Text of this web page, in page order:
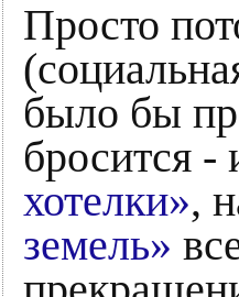
Просто
было бы
бросится -
хотелки»,
земель»